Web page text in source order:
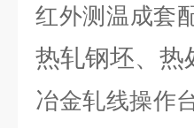
红外测温成套
热轧钢坯、热
冶金轧线操作